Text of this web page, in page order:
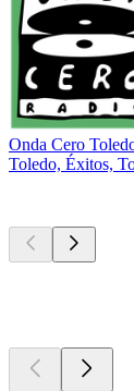
Onda Cero
Toledo, Éxitos,